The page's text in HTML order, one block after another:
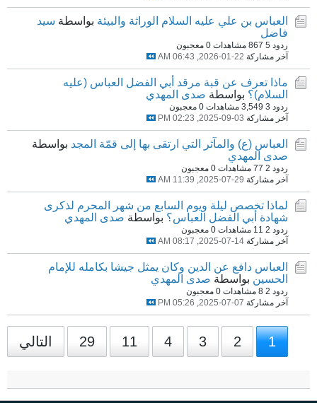
العباس بن علي عليه السلام الوراثة والبيئة بواسطة سيد
فاضل
ردود 5 867 مشاهدات
0 معجبون
آخر مشاركة 22-01-2026, 06:43 AM
ماذا تعرف عن قبة مرقد أبي الفضل العباس (عليه
السلام)؟ بواسطة صدى المهدي
ردود 3 3,549 مشاهدات
0 معجبون
آخر مشاركة 03-09-2025, 02:23 PM
العباس (ع) والمآثر التي ارتقى بها إلى قمّة المجد بواسطة
صدى المهدي
ردود 2 77 مشاهدات
0 معجبون
آخر مشاركة 29-07-2025, 11:39 AM
لماذا تخصص ليلة ويوم السابع من شهر المحرم لذكرى
شهادة أبي الفضل العباس؟ بواسطة صدى المهدي
ردود 2 11 مشاهدات
0 معجبون
آخر مشاركة 14-07-2025, 08:17 AM
العباس دافع عن الدين وكان يمثل جيشا بكامله للإمام
الحسين بواسطة صدى المهدي
ردود 2 8 مشاهدات
0 معجبون
آخر مشاركة 07-07-2025, 05:26 PM
1
2
3
4
11
29 التالي